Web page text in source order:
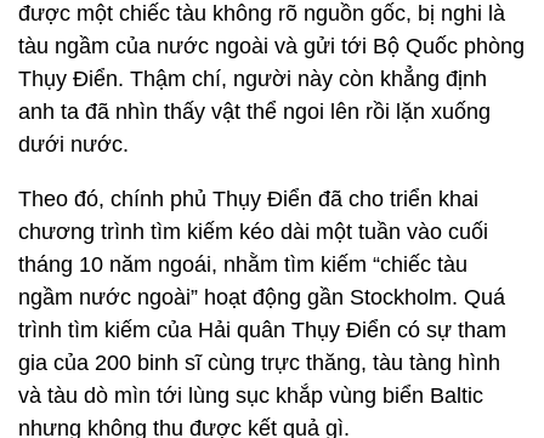
được một chiếc tàu không rõ nguồn gốc, bị nghi là
tàu ngầm của nước ngoài và gửi tới Bộ Quốc phòng
Thụy Điển. Thậm chí, người này còn khẳng định
anh ta đã nhìn thấy vật thể ngoi lên rồi lặn xuống
dưới nước.
Theo đó, chính phủ Thụy Điển đã cho triển khai
chương trình tìm kiếm kéo dài một tuần vào cuối
tháng 10 năm ngoái, nhằm tìm kiếm “chiếc tàu
ngầm nước ngoài” hoạt động gần Stockholm. Quá
trình tìm kiếm của Hải quân Thụy Điển có sự tham
gia của 200 binh sĩ cùng trực thăng, tàu tàng hình
và tàu dò mìn tới lùng sục khắp vùng biển Baltic
nhưng không thu được kết quả gì.